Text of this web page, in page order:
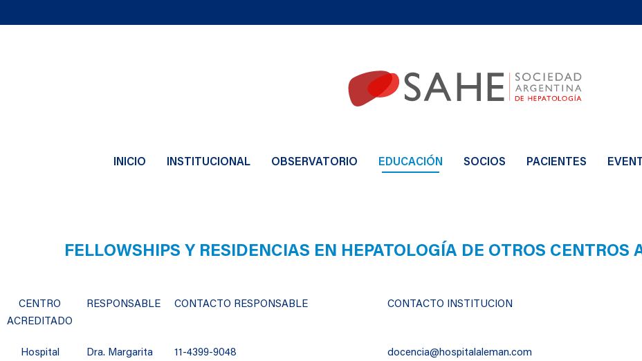
INICIO INSTITUCIONAL OBSERVATORIO EDUCACIÓN SOCIOS PACIENTES
FELLOWSHIPS Y RESIDENCIAS EN HEPATOLOGÍA DE OTROS CENTROS
CENTRO
ACREDITADO
RESPONSABLE CONTACTO RESPONSABLE CONTACTO INSTITUCION
Hospital
Dra. Margarita
11-4399-9048
docencia@hospitalaleman.com